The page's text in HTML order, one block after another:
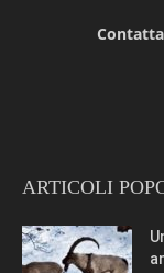
ARTICOLI